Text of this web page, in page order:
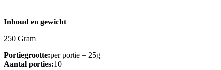
Inhoud en gewicht
250 Gram
Portiegrootte:per portie = 25g
Aantal porties:10